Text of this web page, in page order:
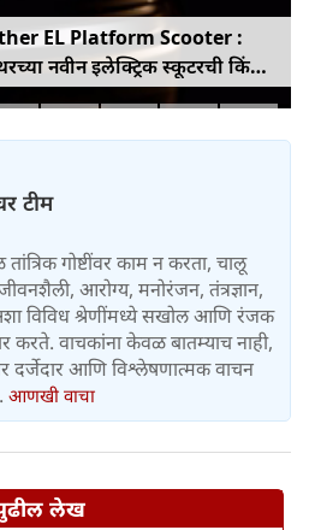
EL Platform Scooter :
नवीन इलेक्ट्रिक स्कूटरची किंमत
जाणून घ्या कोनार्कमध्ये कोणती
टीम
गोष्टींवर काम न करता, चालू
आरोग्य, मनोरंजन, तंत्रज्ञान,
विविध श्रेणींमध्ये सखोल आणि रंजक
करते. वाचकांना केवळ बातम्याच नाही,
दर्जेदार आणि विश्लेषणात्मक वाचन
आणखी वाचा
लेख